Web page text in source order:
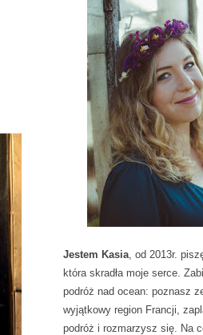
F
O
R
M
A
J
E
D
O
D
T
E
Jestem Kasia, od 2013r.
która skradła moje serce.
podróż nad ocean: poznasz
wyjątkowy region Francji,
podróż i rozmarzysz się. Na